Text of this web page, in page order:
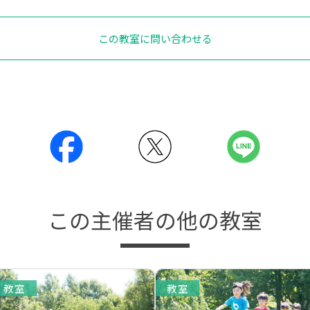
この教室に問い合わせる
この主催者の他の教室
教室 教室